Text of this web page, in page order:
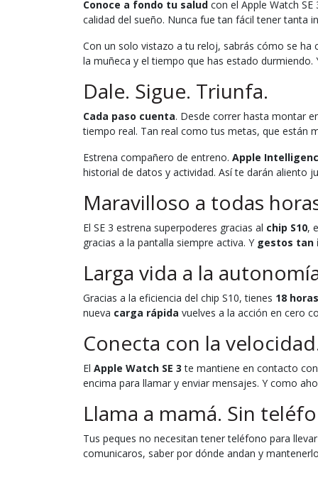
Conoce a fondo tu salud con el Apple Watch
calidad del sueño. Nunca fue tan fácil tener tanta
Con un solo vistazo a tu reloj, sabrás cómo se
la muñeca y el tiempo que has estado durmiendo.
Dale. Sigue. Triunfa.
Cada paso cuenta. Desde correr hasta montar
tiempo real. Tan real como tus metas, que están
Estrena compañero de entreno. Apple
historial de datos y actividad. Así te darán aliento
Maravilloso a todas
El SE 3 estrena superpoderes gracias al chip S10,
gracias a la pantalla siempre activa. Y gestos tan
Larga vida a la
Gracias a la eficiencia del chip S10, tienes 18
nueva carga rápida vuelves a la acción en cero
Conecta con la
El Apple Watch SE 3 te mantiene en contacto
encima para llamar y enviar mensajes. Y como
Llama a mamá. Sin
Tus peques no necesitan tener teléfono para
comunicaros, saber por dónde andan y